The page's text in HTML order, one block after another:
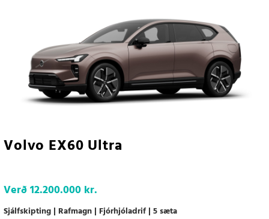
Volvo EX60 Ultra
Verð12.200.000 kr.
Sjálfskipting Rafmagn Fjórhjóladrif 5 sæta